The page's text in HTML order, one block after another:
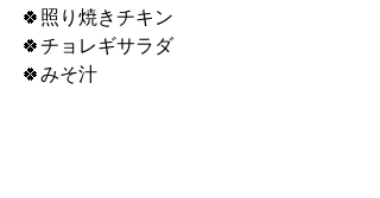
🍀照り焼きチキン
🍀チョレギサラダ
🍀みそ汁